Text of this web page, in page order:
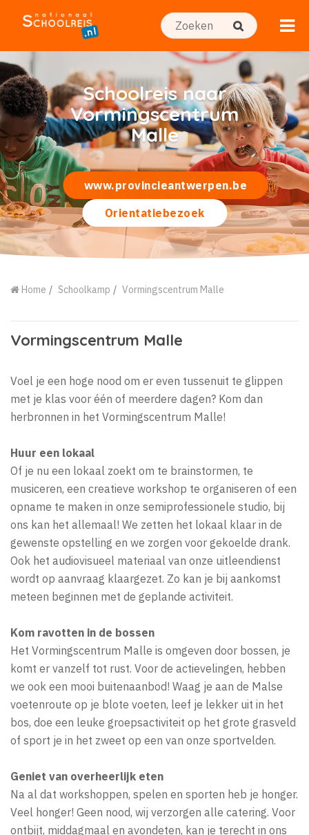
Schoolreis naar
Vormingscentrum
Malle
www.provincieantwerpen.be
Orientatiebezoek
Home Schoolkamp Vormingscentrum Malle
Vormingscentrum Malle
Voel je een hoge nood om er even tussenuit te glippen
met je klas voor één of meerdere dagen? Kom dan
herbronnen in het Vormingscentrum Malle!
Huur een lokaal
Of je nu een lokaal zoekt om te brainstormen, te
musiceren, een creatieve workshop te organiseren of een
opname te maken in onze semiprofessionele studio, bij
ons kan het allemaal! We zetten het lokaal klaar in de
gewenste opstelling en we zorgen voor gekoelde drank.
Ook het audiovisueel materiaal van onze uitleendienst
wordt op aanvraag klaargezet. Zo kan je bij aankomst
meteen beginnen met de geplande activiteit.
Kom ravotten in de bossen
Het Vormingscentrum Malle is omgeven door bossen, je
komt er vanzelf tot rust. Voor de actievelingen, hebben
we ook een mooi buitenaanbod! Waag je aan de Malse
voetenroute op je blote voeten, leef je lekker uit in het
bos, doe een leuke groepsactiviteit op het grote grasveld
of sport je in het zweet op een van onze sportvelden.
Geniet van overheerlijk eten
Na al dat workshoppen, spelen en sporten heb je honger.
Veel honger! Geen nood, wij verzorgen alle catering. Voor
ontbijt, middagmaal en avondeten, kan je terecht in ons